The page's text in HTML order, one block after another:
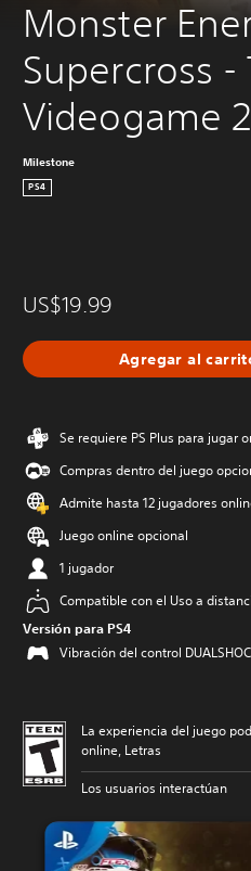
Monster
Supercross -
Videogame 2
Milestone
PS4
US$19.99
Agregar al
Se requiere PS Plus para jugar
Compras dentro del juego
Admite hasta 12 jugadores
Juego online opcional
1 jugador
Compatible con el Uso a
Versión para PS4
Vibración del control
La experiencia del juego
online, Letras
Los usuarios interactúan